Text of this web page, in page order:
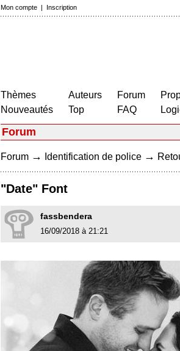
Mon compte | Inscription
Thèmes
Nouveautés
Auteurs
Top
Forum
FAQ
Forum
Forum → Identification de police →
"Date" Font
fassbendera
16/09/2018 à 21:21